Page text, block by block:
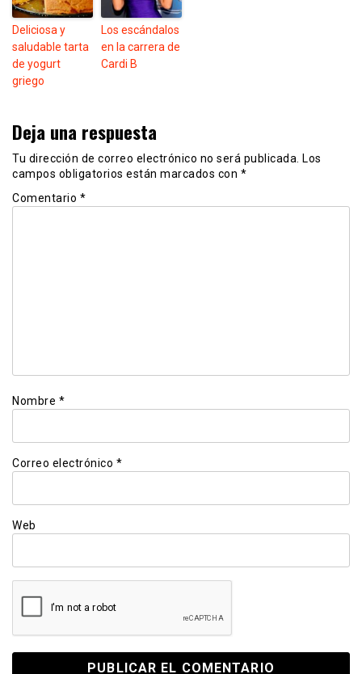
Deliciosa y
saludable tarta
de yogurt
griego
Los escándalos
en la carrera de
Cardi B
Deja una respuesta
Tu dirección de correo electrónico no será publicada. Los
campos obligatorios están marcados con *
Comentario *
Nombre *
Correo electrónico *
Web